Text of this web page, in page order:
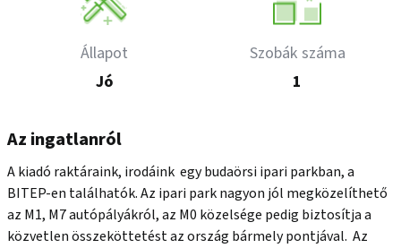
Állapot
Jó
Szobák száma
1
Az ingatlanról
A kiadó raktáraink, irodáink  egy budaörsi ipari parkban, a
BITEP-en találhatók. Az ipari park nagyon jól megközelíthető
az M1, M7 autópályákról, az M0 közelsége pedig biztosítja a
közvetlen összeköttetést az ország bármely pontjával.  Az